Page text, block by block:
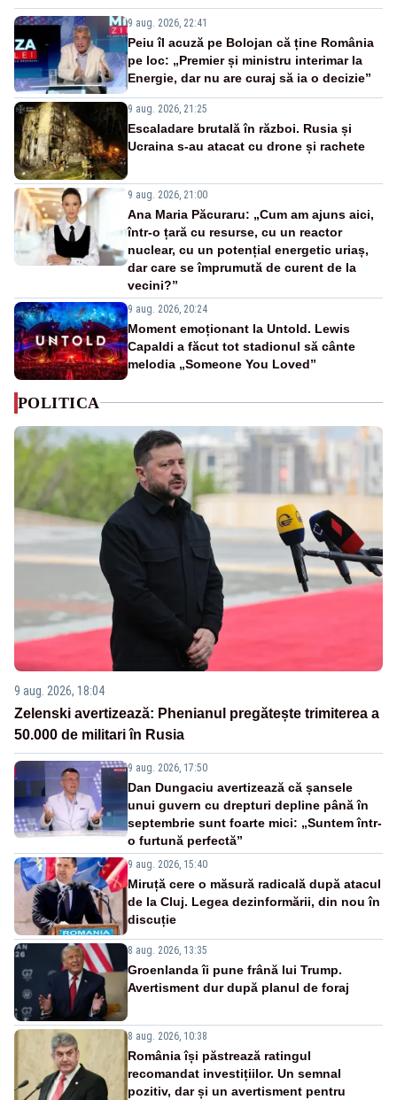
9 aug. 2026, 22:41
Peiu îl acuză pe Bolojan că ține România
pe loc: „Premier și ministru interimar la
Energie, dar nu are curaj să ia o decizie”
9 aug. 2026, 21:25
Escaladare brutală în război. Rusia și
Ucraina s-au atacat cu drone și rachete
9 aug. 2026, 21:00
Ana Maria Păcuraru: „Cum am ajuns aici,
într-o țară cu resurse, cu un reactor
nuclear, cu un potențial energetic uriaș,
dar care se împrumută de curent de la
vecini?”
9 aug. 2026, 20:24
Moment emoționant la Untold. Lewis
Capaldi a făcut tot stadionul să cânte
melodia „Someone You Loved”
POLITICA
9 aug. 2026, 18:04
Zelenski avertizează: Phenianul pregătește trimiterea a
50.000 de militari în Rusia
9 aug. 2026, 17:50
Dan Dungaciu avertizează că șansele
unui guvern cu drepturi depline până în
septembrie sunt foarte mici: „Suntem într-
o furtună perfectă”
9 aug. 2026, 15:40
Miruță cere o măsură radicală după atacul
de la Cluj. Legea dezinformării, din nou în
discuție
8 aug. 2026, 13:35
Groenlanda îi pune frână lui Trump.
Avertisment dur după planul de foraj
8 aug. 2026, 10:38
România își păstrează ratingul
recomandat investițiilor. Un semnal
pozitiv, dar și un avertisment pentru